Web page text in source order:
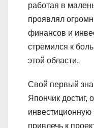
работая в
проявлял
финансов и
стремился к
этой области.
Свой первый
Япончик достиг,
привлечь к